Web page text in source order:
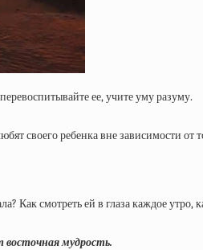
ее, учите уму разуму.
своего ребенка вне зависимости
Как смотреть ей в глаза каждое
восточная мудрость.